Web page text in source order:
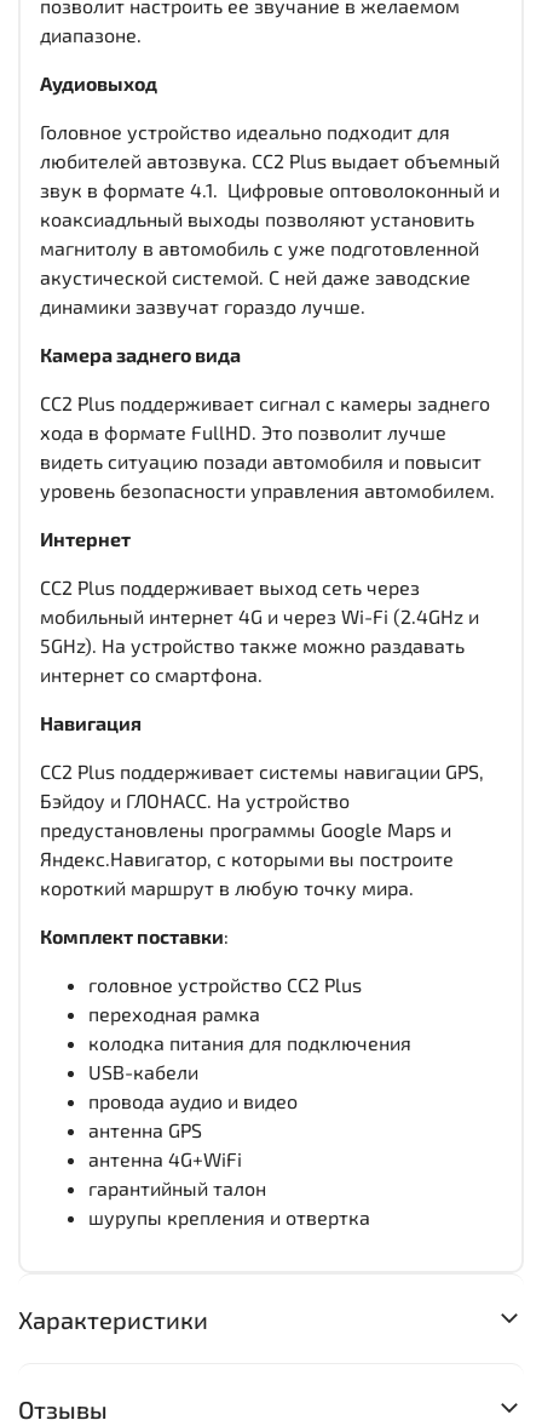
позволит настроить ее звучание в желаемом
диапазоне.
Аудиовыход
Головное устройство идеально подходит для
любителей автозвука. CC2 Plus выдает объемный
звук в формате 4.1. Цифровые оптоволоконный и
коаксиадльный выходы позволяют установить
магнитолу в автомобиль с уже подготовленной
акустической системой. С ней даже заводские
динамики зазвучат гораздо лучше.
Камера заднего вида
CC2 Plus поддерживает сигнал с камеры заднего
хода в формате FullHD. Это позволит лучше
видеть ситуацию позади автомобиля и повысит
уровень безопасности управления автомобилем.
Интернет
CC2 Plus поддерживает выход сеть через
мобильный интернет 4G и через Wi-Fi (2.4GHz и
5GHz). На устройство также можно раздавать
интернет со смартфона.
Навигация
CC2 Plus поддерживает системы навигации GPS,
Бэйдоу и ГЛОНАСС. На устройство
предустановлены программы Google Maps и
Яндекс.Навигатор, с которыми вы построите
короткий маршрут в любую точку мира.
Комплект поставки:
головное устройство CC2 Plus
переходная рамка
колодка питания для подключения
USB-кабели
провода аудио и видео
антенна GPS
антенна 4G+WiFi
гарантийный талон
шурупы крепления и отвертка
Характеристики
Отзывы